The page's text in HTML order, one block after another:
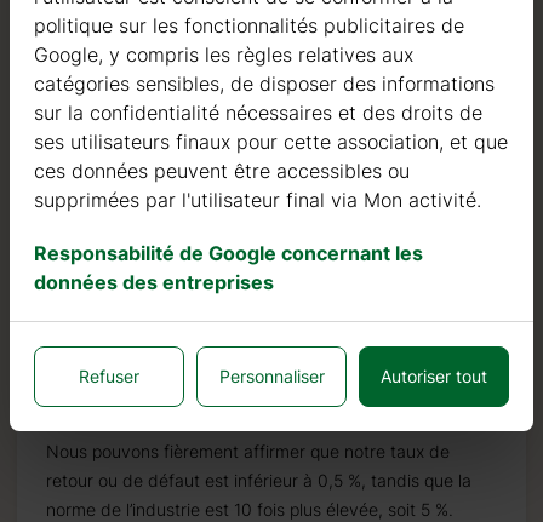
années, nous avons sélectionné les meilleurs
fournisseurs de bois. Nous utilisons exclusivement du
sapin nordique à croissance lente provenant de forêts
certifiées FSC en Europe du Nord.
Le bois de sapin nordique se distingue par ses
caractéristiques idéales dans la construction de maisons
en bois. Il est de couleur très claire, avec peu de nœuds,
et est connu pour sa résistance à la pourriture, à la
moisissure et aux insectes.
En plus des investissements dans le bois, nous
continuons à investir dans des machines automatiques
pour pouvoir produire des produits de qualité toujours
plus élevée.
Nous pouvons fièrement affirmer que notre taux de
retour ou de défaut est inférieur à 0,5 %, tandis que la
norme de l’industrie est 10 fois plus élevée, soit 5 %.
politique sur les fonctionnalités publicitaires de
Google, y compris les règles relatives aux
catégories sensibles, de disposer des informations
sur la confidentialité nécessaires et des droits de
ses utilisateurs finaux pour cette association, et que
ces données peuvent être accessibles ou
supprimées par l'utilisateur final via Mon activité.
Responsabilité de Google concernant les
données des entreprises
Refuser Personnaliser Autoriser tout